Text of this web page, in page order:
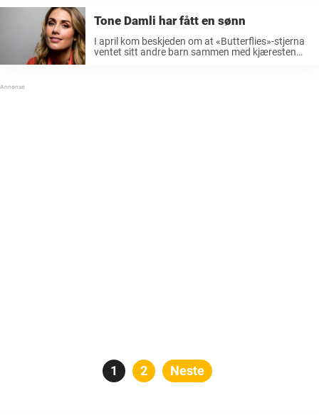
Tone Damli har fått en sønn
I april kom beskjeden om at «Butterflies»-stjerna
ventet sitt andre barn sammen med kjæresten
Posts
Side
1 Side
2 Neste